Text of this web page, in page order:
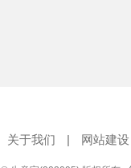
关于我们 | 网站建设